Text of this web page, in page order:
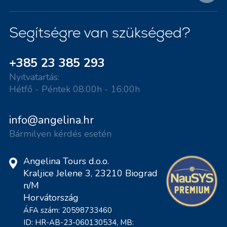
Segítségre van szükséged?
+385 23 385 293
Nyitvatartás:
Hétfő - Péntek 08:00h - 16:00h
info@angelina.hr
Bármilyen kérdés esetén
Angelina Tours d.o.o.
Kraljice Jelene 3, 23210 Biograd
n/M
Horvátország
ÁFA szám: 20598733460
ID: HR-AB-23-060130534, MB: